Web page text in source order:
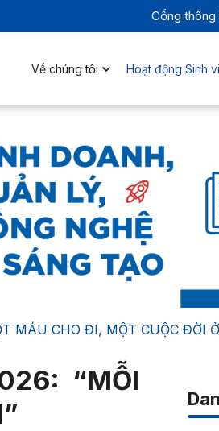
Cổng thông
Về chúng tôi Hoạt động Sinh
MÁU CHO ĐI, MỘT CUỘC ĐỜI
“MỖI